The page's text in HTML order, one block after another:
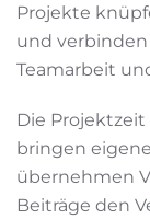
Projekte
und
Teamarbeit
Die
bringen
übernehmen
Beiträge den